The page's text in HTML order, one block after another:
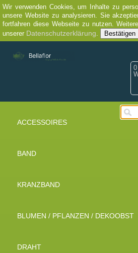
Wir verwenden Cookies, um Inhalte zu
unsere Website zu analysieren. Sie
fortfahren diese Webseite zu nutzen.
unserer Datenschutzerklärung. Bestätigen
0
ACCESSOIRES
BAND
KRANZBAND
BLUMEN / PFLANZEN / DEKOOBST
DRAHT